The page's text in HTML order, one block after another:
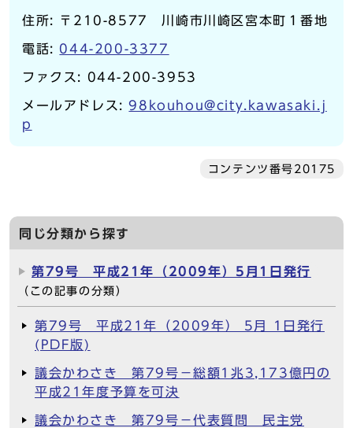
住所: 〒210-8577 川崎市川崎区宮本町１番地
電話: 044-200-3377
ファクス: 044-200-3953
メールアドレス:98kouhou@city.kawasaki.j
p
コンテンツ番号20175
同じ分類から探す
第79号 平成21年（2009年）5月1日発行
（この記事の分類）
第79号 平成21年（2009年） 5月 1日発行
(PDF版)
議会かわさき 第79号－総額1兆3,173億円の
平成21年度予算を可決
議会かわさき 第79号－代表質問 民主党